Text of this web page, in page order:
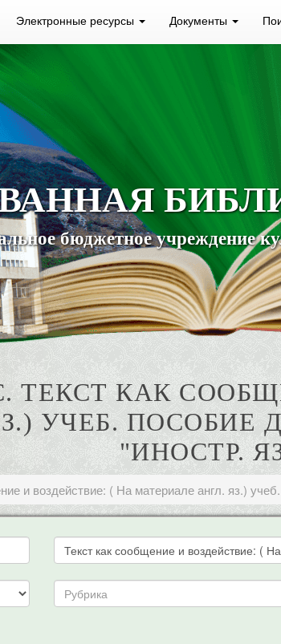
Электронные ресурсы Документы
бюджетное учреждение
ТЕКСТ КАК
УЧЕБ. ПОСОБИЕ
"ИНОСТР.
и воздействие: ( На материале англ. яз.)